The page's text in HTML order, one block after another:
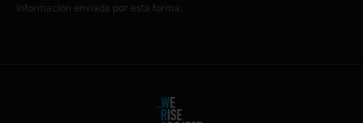
información enviada por esta forma.